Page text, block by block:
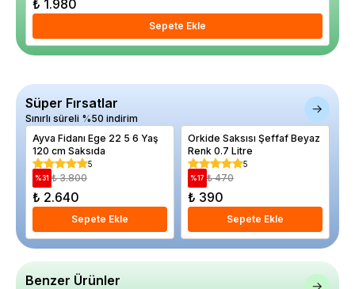
₺ 1.980
Sepete Ekle
Süper Fırsatlar
Sınırlı süreli %50 indirim
Ayva Fidanı Ege 22 5 6 Yaş
120 cm Saksıda
5
%31 ₺ 3.800
₺ 2.640
Sepete Ekle
Orkide Saksısı Şeffaf Beyaz
Renk 0.7 Litre
5
%17 ₺ 470
₺ 390
Sepete Ekle
Benzer Ürünler